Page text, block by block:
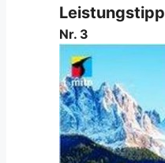
Leistungstipp
Nr. 3